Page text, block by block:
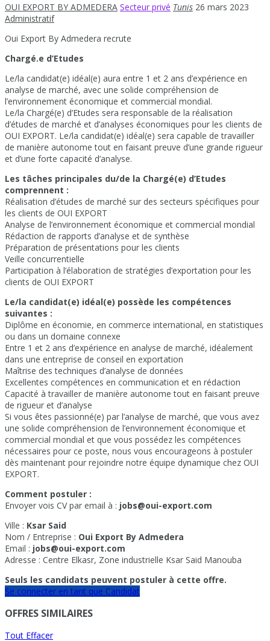
OUI EXPORT BY ADMEDERA Secteur privé Tunis 26 mars 2023
Administratif
Oui Export By Admedera recrute
Chargé.e d’Etudes
Le/la candidat(e) idéal(e) aura entre 1 et 2 ans d’expérience en
analyse de marché, avec une solide compréhension de
l’environnement économique et commercial mondial.
Le/la Chargé(e) d’Etudes sera responsable de la réalisation
d’études de marché et d’analyses économiques pour les clients de
OUI EXPORT. Le/la candidat(e) idéal(e) sera capable de travailler
de manière autonome tout en faisant preuve d’une grande rigueur
et d’une forte capacité d’analyse.
Les tâches principales du/de la Chargé(e) d’Etudes
comprennent :
Réalisation d’études de marché sur des secteurs spécifiques pour
les clients de OUI EXPORT
Analyse de l’environnement économique et commercial mondial
Rédaction de rapports d’analyse et de synthèse
Préparation de présentations pour les clients
Veille concurrentielle
Participation à l’élaboration de stratégies d’exportation pour les
clients de OUI EXPORT
Le/la candidat(e) idéal(e) possède les compétences
suivantes :
Diplôme en économie, en commerce international, en statistiques
ou dans un domaine connexe
Entre 1 et 2 ans d’expérience en analyse de marché, idéalement
dans une entreprise de conseil en exportation
Maîtrise des techniques d’analyse de données
Excellentes compétences en communication et en rédaction
Capacité à travailler de manière autonome tout en faisant preuve
de rigueur et d’analyse
Si vous êtes passionné(e) par l’analyse de marché, que vous avez
une solide compréhension de l’environnement économique et
commercial mondial et que vous possédez les compétences
nécessaires pour ce poste, nous vous encourageons à postuler
dès maintenant pour rejoindre notre équipe dynamique chez OUI
EXPORT.
Comment postuler :
Envoyer vois CV par email à : jobs@oui-export.com
Ville : Ksar Said
Nom / Entreprise : Oui Export By Admedera
Email : jobs@oui-export.com
Adresse : Centre Elkasr, Zone industrielle Ksar Said Manouba
Seuls les candidats peuvent postuler à cette offre.
Se connecter en tant que Candidat
OFFRES SIMILAIRES
Tout Effacer